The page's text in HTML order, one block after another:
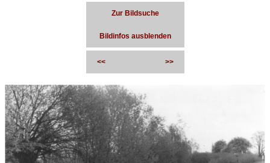
Zur Bildsuche
Bildinfos ausblenden
<< >>